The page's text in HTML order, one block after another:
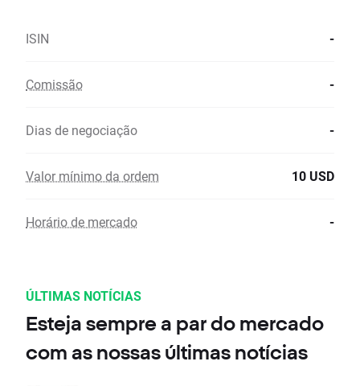
ISIN -
Comissão -
Dias de negociação -
Valor mínimo da ordem 10 USD
Horário de mercado -
ÚLTIMAS NOTÍCIAS
Esteja sempre a par do mercado
com as nossas últimas notícias